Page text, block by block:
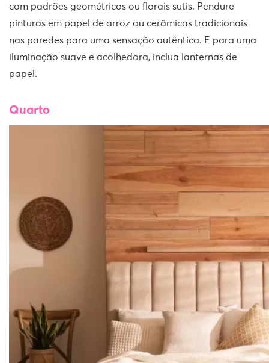
com padrões geométricos ou florais sutis. Pendure
pinturas em papel de arroz ou cerâmicas tradicionais
nas paredes para uma sensação autêntica. E para uma
iluminação suave e acolhedora, inclua lanternas de
papel.
Quarto